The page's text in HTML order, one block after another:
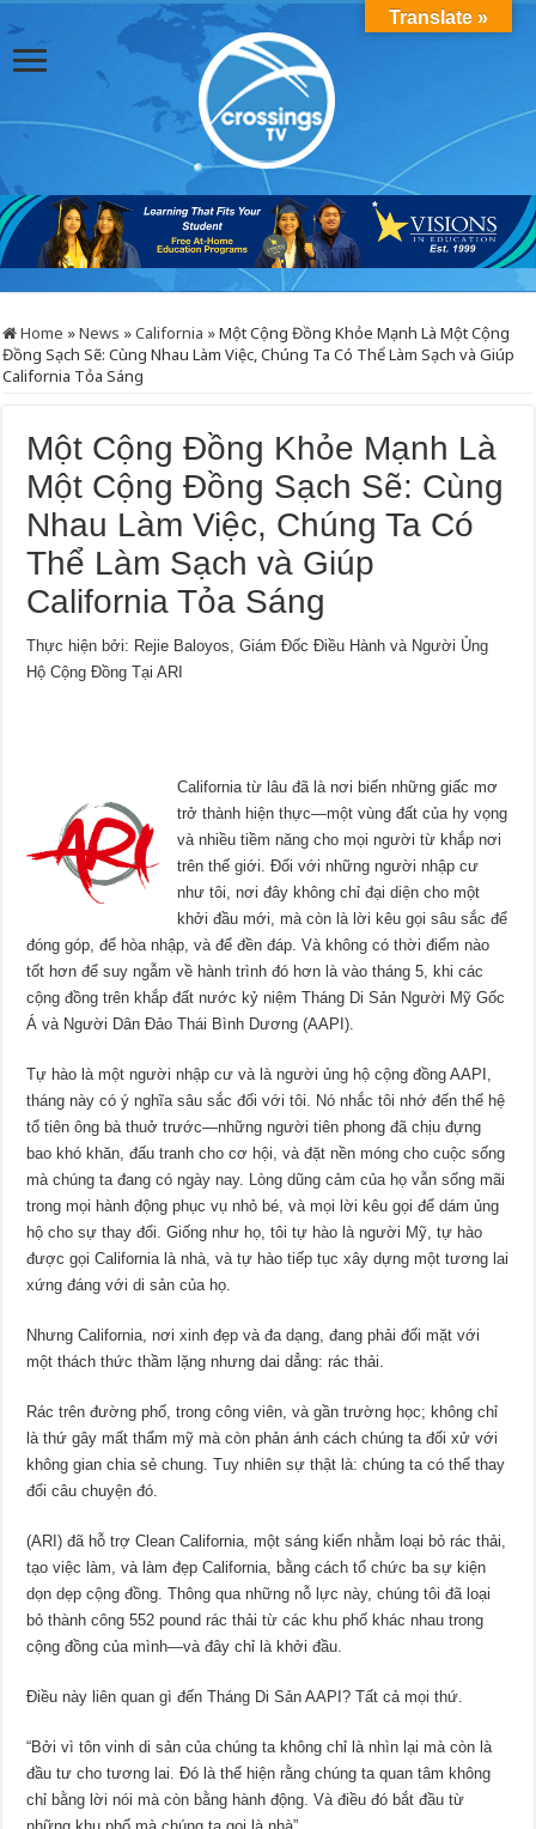
Home »News »California »Một Cộng Đồng Khỏe Mạnh Là Một Cộng
Đồng Sạch Sẽ: Cùng Nhau Làm Việc, Chúng Ta Có Thể Làm Sạch và Giúp
California Tỏa Sáng
Một Cộng Đồng Khỏe Mạnh Là
Một Cộng Đồng Sạch Sẽ: Cùng
Nhau Làm Việc, Chúng Ta Có
Thể Làm Sạch và Giúp
California Tỏa Sáng
Thực hiện bởi: Rejie Baloyos, Giám Đốc Điều Hành và Người Ủng
Hộ Cộng Đồng Tại ARI
California từ lâu đã là nơi biến những giấc mơ
trở thành hiện thực—một vùng đất của hy vọng
và nhiều tiềm năng cho mọi người từ khắp nơi
trên thế giới. Đối với những người nhập cư
như tôi, nơi đây không chỉ đại diện cho một
khởi đầu mới, mà còn là lời kêu gọi sâu sắc để
đóng góp, để hòa nhập, và để đền đáp. Và không có thời điểm nào
tốt hơn để suy ngẫm về hành trình đó hơn là vào tháng 5, khi các
cộng đồng trên khắp đất nước kỷ niệm Tháng Di Sản Người Mỹ Gốc
Á và Người Dân Đảo Thái Bình Dương (AAPI).
Tự hào là một người nhập cư và là người ủng hộ cộng đồng AAPI,
tháng này có ý nghĩa sâu sắc đối với tôi. Nó nhắc tôi nhớ đến thế hệ
tổ tiên ông bà thuở trước—những người tiên phong đã chịu đựng
bao khó khăn, đấu tranh cho cơ hội, và đặt nền móng cho cuộc sống
mà chúng ta đang có ngày nay. Lòng dũng cảm của họ vẫn sống mãi
trong mọi hành động phục vụ nhỏ bé, và mọi lời kêu gọi để dám ủng
hộ cho sự thay đổi. Giống như họ, tôi tự hào là người Mỹ, tự hào
được gọi California là nhà, và tự hào tiếp tục xây dựng một tương lai
xứng đáng với di sản của họ.
Nhưng California, nơi xinh đẹp và đa dạng, đang phải đối mặt với
một thách thức thầm lặng nhưng dai dẳng: rác thải.
Rác trên đường phố, trong công viên, và gần trường học; không chỉ
là thứ gây mất thẩm mỹ mà còn phản ánh cách chúng ta đối xử với
không gian chia sẻ chung. Tuy nhiên sự thật là: chúng ta có thể thay
đổi câu chuyện đó.
(ARI) đã hỗ trợ Clean California, một sáng kiến ​​nhằm loại bỏ rác thải,
tạo việc làm, và làm đẹp California, bằng cách tổ chức ba sự kiện
dọn dẹp cộng đồng. Thông qua những nỗ lực này, chúng tôi đã loại
bỏ thành công 552 pound rác thải từ các khu phố khác nhau trong
cộng đồng của mình—và đây chỉ là khởi đầu.
Điều này liên quan gì đến Tháng Di Sản AAPI? Tất cả mọi thứ.
“Bởi vì tôn vinh di sản của chúng ta không chỉ là nhìn lại mà còn là
đầu tư cho tương lai. Đó là thể hiện rằng chúng ta quan tâm không
chỉ bằng lời nói mà còn bằng hành động. Và điều đó bắt đầu từ
Translate »